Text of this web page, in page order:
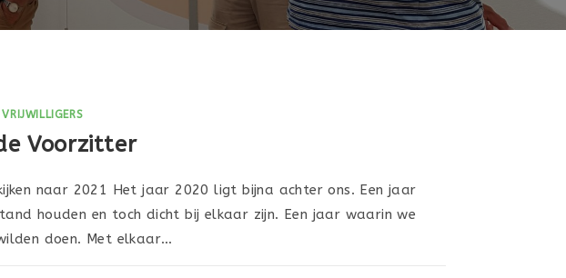
VRIJWILLIGERS
Voorzitter
naar 2021 Het jaar 2020 ligt bijna achter ons. Een jaar
houden en toch dicht bij elkaar zijn. Een jaar waarin we
doen. Met elkaar…